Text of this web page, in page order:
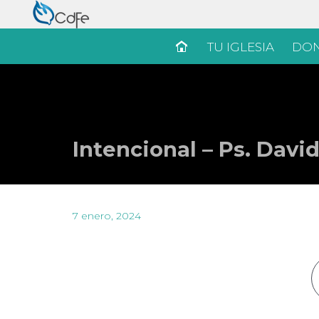
TU IGLESIA
Intencional – Ps.
7 enero, 2024